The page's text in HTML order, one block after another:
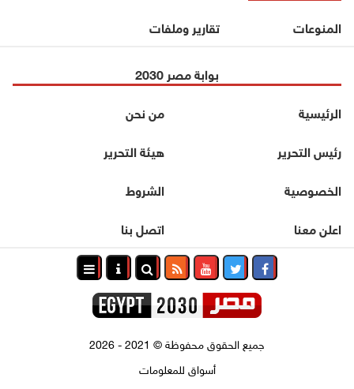
المنوعات
تقارير وملفات
بوابة مصر 2030
الرئيسية
من نحن
رئيس التحرير
هيئة التحرير
الخصوصية
الشروط
اعلن معنا
اتصل بنا
جميع الحقوق محفوظة©
أسواق للمعلومات